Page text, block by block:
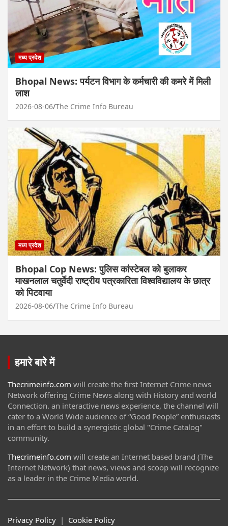
मध्य प्रदेश
Bhopal News: पर्यटन विभाग के कर्मचारी की कमरे में मिली
लाश
2026-08-06 The Crime Info Bureau
मध्य प्रदेश
Bhopal Cop News: पुलिस कांस्टेबल को बुलाकर
माखनलाल चतुर्वेदी राष्ट्रीय पत्रकारिता विश्वविद्यालय के छात्र
को पिटवाया
2026-08-06 The Crime Info Bureau
हमारे बारे में
Thecrimeinfo.com will create the first Internet Crime news
Network offering Crime News along with History and world
Connection. an interactive news experience, the channel will
cater to a World Wide audience of “Good People” enthusiasts
in an effort to build a synergistic global "Crime Catalog"
community.
Thecrimeinfo.com will create an Internet based brand (The
Internet Network) that news, views and scoop will recognize
as a leader in the Crime Media world.
Privacy Policy | Cookie Policy